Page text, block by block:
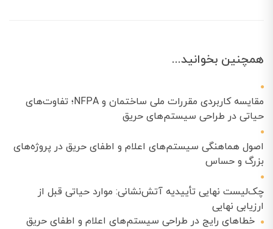
همچنین بخوانید...
مقایسه کاربردی مقررات ملی ساختمان و NFPA؛ تفاوت‌های
حیاتی در طراحی سیستم‌های حریق
اصول هماهنگی سیستم‌های اعلام و اطفای حریق در پروژه‌های
بزرگ و حساس
چک‌لیست نهایی تأییدیه آتش‌نشانی: موارد حیاتی قبل از
ارزیابی نهایی
خطاهای رایج در طراحی سیستم‌های اعلام و اطفای حریق